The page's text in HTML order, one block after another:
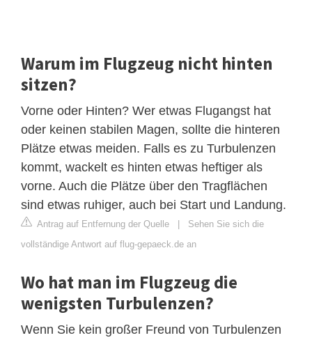
Warum im Flugzeug nicht hinten
sitzen?
Vorne oder Hinten? Wer etwas Flugangst hat
oder keinen stabilen Magen, sollte die hinteren
Plätze etwas meiden. Falls es zu Turbulenzen
kommt, wackelt es hinten etwas heftiger als
vorne. Auch die Plätze über den Tragflächen
sind etwas ruhiger, auch bei Start und Landung.
Antrag auf Entfernung der Quelle | Sehen Sie sich die
vollständige Antwort auf flug-gepaeck.de an
Wo hat man im Flugzeug die
wenigsten Turbulenzen?
Wenn Sie kein großer Freund von Turbulenzen